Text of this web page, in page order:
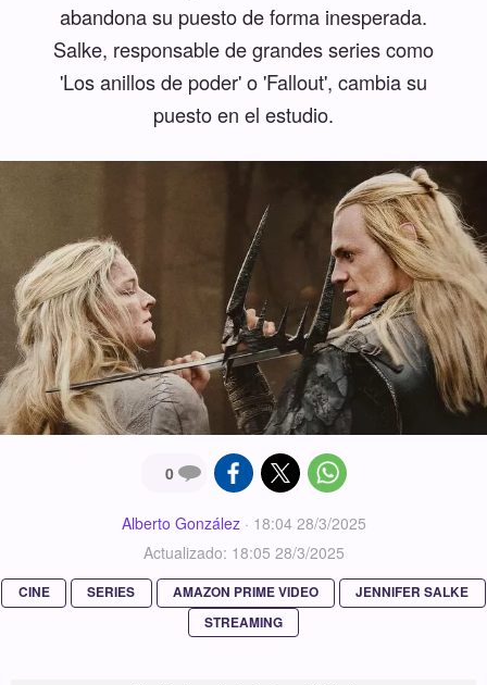
abandona su puesto de forma inesperada.
Salke, responsable de grandes series como
'Los anillos de poder' o 'Fallout', cambia su
puesto en el estudio.
0
Alberto González· 18:04 28/3/2025
Actualizado: 18:05 28/3/2025
CINE SERIES AMAZON PRIME VIDEO
JENNIFER SALKE
STREAMING